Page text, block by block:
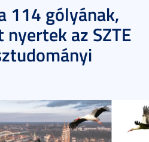
114 gólyának,
az SZTE